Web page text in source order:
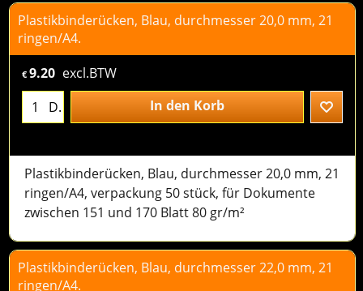
Plastikbinderücken, Blau, durchmesser 20,0 mm, 21
ringen/A4.
€ 9.20 excl.BTW
D.
In den Korb
Plastikbinderücken, Blau, durchmesser 20,0 mm, 21
ringen/A4, verpackung 50 stück, für Dokumente
zwischen 151 und 170 Blatt 80 gr/m²
Plastikbinderücken, Blau, durchmesser 22,0 mm, 21
ringen/A4.